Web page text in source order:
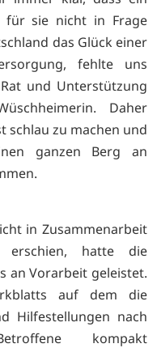
für sie nicht in Frage
das Glück einer
fehlte uns
und Unterstützung
Daher
schlau zu machen und
ganzen Berg an
in Zusammenarbeit
erschien, hatte die
an Vorarbeit geleistet.
auf dem die
Hilfestellungen nach
kompakt